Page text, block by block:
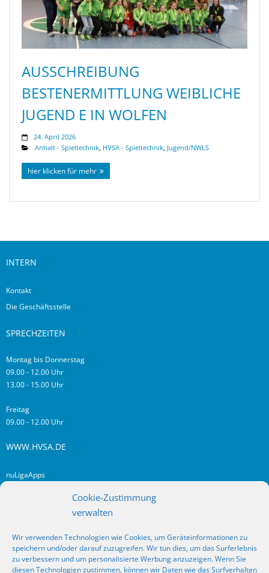
Cookie-Zustimmung
verwalten
Wir verwenden Technologien wie Cookies, um Geräteinformationen zu
speichern und/oder darauf zuzugreifen. Wir tun dies, um das Surferlebnis
zu verbessern und um personalisierte Werbung anzuzeigen. Wenn Sie
diesen Technologien zustimmen, können wir Daten wie das Surfverhalten
AUSSCHREIBUNG
BESTENERMITTLUNG WEIBLICHE
JUGEND E IN WOLFEN
24. April 2026
Anhalt - Spieltechnik, HVSA - Spieltechnik, Jugend/NWLS
hier klicken für mehr
INTERN
Kontakt
Die Geschäftsstelle
SPRECHZEITEN
Montag bis Donnerstag
09.00 - 12.00 Uhr
13.00 - 15.00 Uhr
Freitag
09.00 - 12.00 Uhr
WWW.HVSA.DE
nuLigaApps
RSS
Fragen? Kontakt!